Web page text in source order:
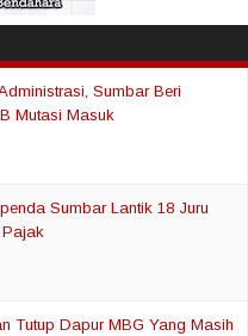
Sumbar Beri
Mutasi Masuk
Sumbar Lantik 18 Juru
Pajak
Tutup Dapur MBG Yang Masih